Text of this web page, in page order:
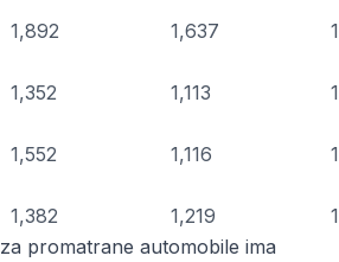
1,892 1,637
1,352 1,113
1,552 1,116
1,382 1,219
za promatrane automobile ima